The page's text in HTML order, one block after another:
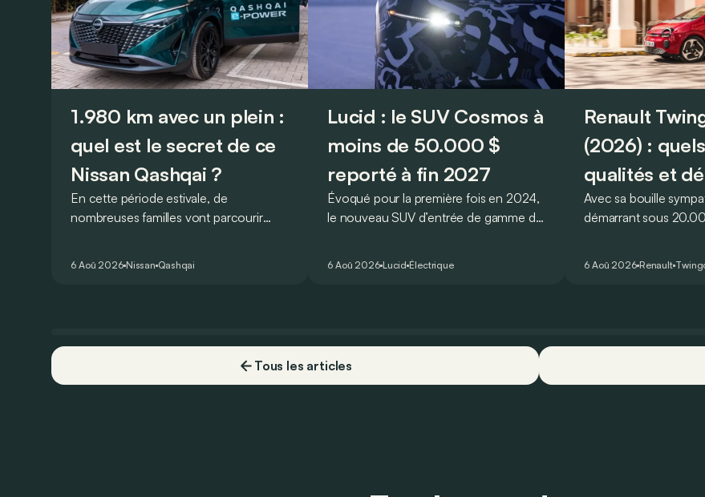
1.980 km avec un plein :
quel est le secret de ce
Nissan Qashqai ?
En cette période estivale, de
nombreuses familles vont parcourir
Qashqai e-Power, il serait possible de
6 Aoû 2026 Nissan Qashqai
Lucid : le SUV Cosmos à
moins de 50.000 $
reporté à fin 2027
Évoqué pour la première fois en 2024,
le nouveau SUV d’entrée de gamme de
gamme du constructeur d’ici la fin de
6 Aoû 2026 Lucid Électrique
Renault
(2026) :
qualités et
Avec sa bouille
démarrant sous
séduisantes du
6 Aoû 2026 Renault
Tous les articles